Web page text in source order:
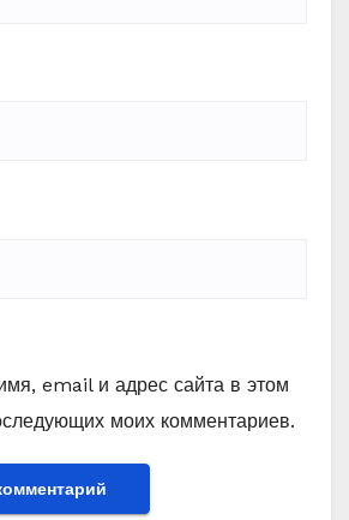
email и адрес сайта в этом
моих комментариев.